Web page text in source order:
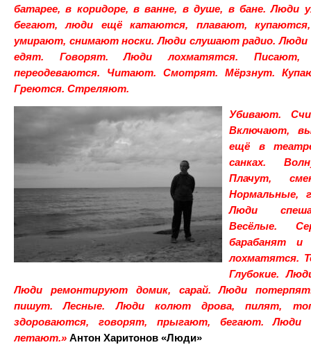
батарее, в коридоре, в ванне, в душе, в бане. Люди
бегают, люди ещё катаются, плавают,
умирают, снимают носки. Люди слушают радио.
едят. Говорят. Люди лохматятся. Писают,
переодеваются. Читают. Смотрят. Мёрзнут.
Греются. Стреляют.
Убивают.
Включают,
ещё в
санках.
Плачут,
Нормальные,
Люди
Весёлые.
барабанят
лохматятся.
Глубокие.
Люди ремонтируют домик, сарай. Люди
пишут. Лесные. Люди колют дрова, пилят,
здороваются, говорят, прыгают, бегают. Люди
летают.» Антон Харитонов «Люди»